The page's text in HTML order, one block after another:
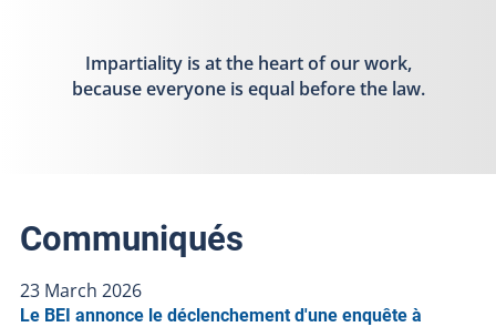
Impartiality is at the heart of our work,
because everyone is equal before the law.
Communiqués
23 March 2026
Le BEI annonce le déclenchement d'une enquête à